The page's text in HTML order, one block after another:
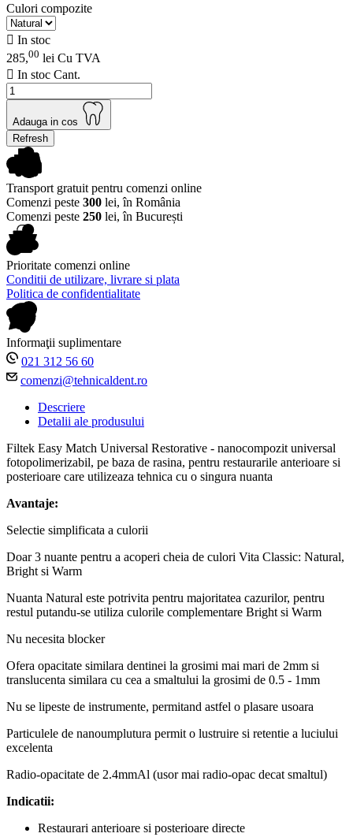
Culori compozite
 In stoc
285,00 lei Cu TVA
 In stoc Cant.
Adauga in cos
Transport gratuit pentru comenzi online
Comenzi peste 300 lei, în România
Comenzi peste 250 lei, în București
Prioritate comenzi online
Conditii de utilizare, livrare si plata
Politica de confidentialitate
Informaţii suplimentare
021 312 56 60
comenzi@tehnicaldent.ro
Descriere
Detalii ale produsului
Filtek Easy Match Universal Restorative - nanocompozit universal
fotopolimerizabil, pe baza de rasina, pentru restaurarile anterioare si
posterioare care utilizeaza tehnica cu o singura nuanta
Avantaje:
Selectie simplificata a culorii
Doar 3 nuante pentru a acoperi cheia de culori Vita Classic: Natural,
Bright si Warm
Nuanta Natural este potrivita pentru majoritatea cazurilor, pentru
restul putandu-se utiliza culorile complementare Bright si Warm
Nu necesita blocker
Ofera opacitate similara dentinei la grosimi mai mari de 2mm si
translucenta similara cu cea a smaltului la grosimi de 0.5 - 1mm
Nu se lipeste de instrumente, permitand astfel o plasare usoara
Particulele de nanoumplutura permit o lustruire si retentie a luciului
excelenta
Radio-opacitate de 2.4mmAl (usor mai radio-opac decat smaltul)
Indicatii:
Restaurari anterioare si posterioare directe